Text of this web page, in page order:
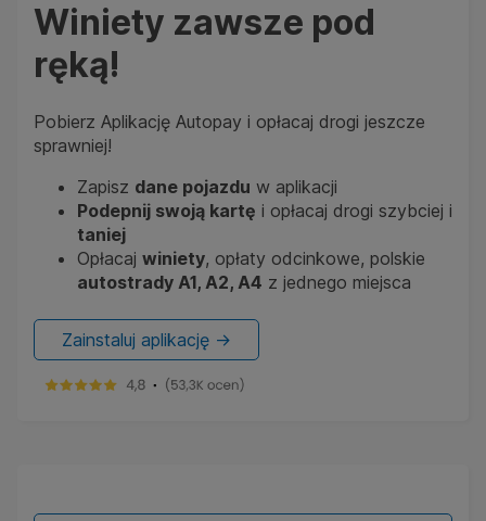
Winiety zawsze pod
ręką!
Pobierz Aplikację Autopay i opłacaj drogi jeszcze
sprawniej!
Zapisz dane pojazdu w aplikacji
Podepnij swoją kartę i opłacaj drogi szybciej i
taniej
Opłacaj winiety, opłaty odcinkowe, polskie
autostrady A1, A2, A4 z jednego miejsca
Zainstaluj aplikację ->